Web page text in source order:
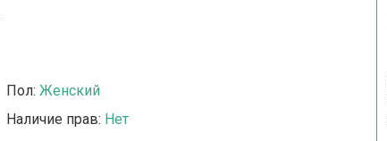
Пол: Женский
Наличие прав: Нет